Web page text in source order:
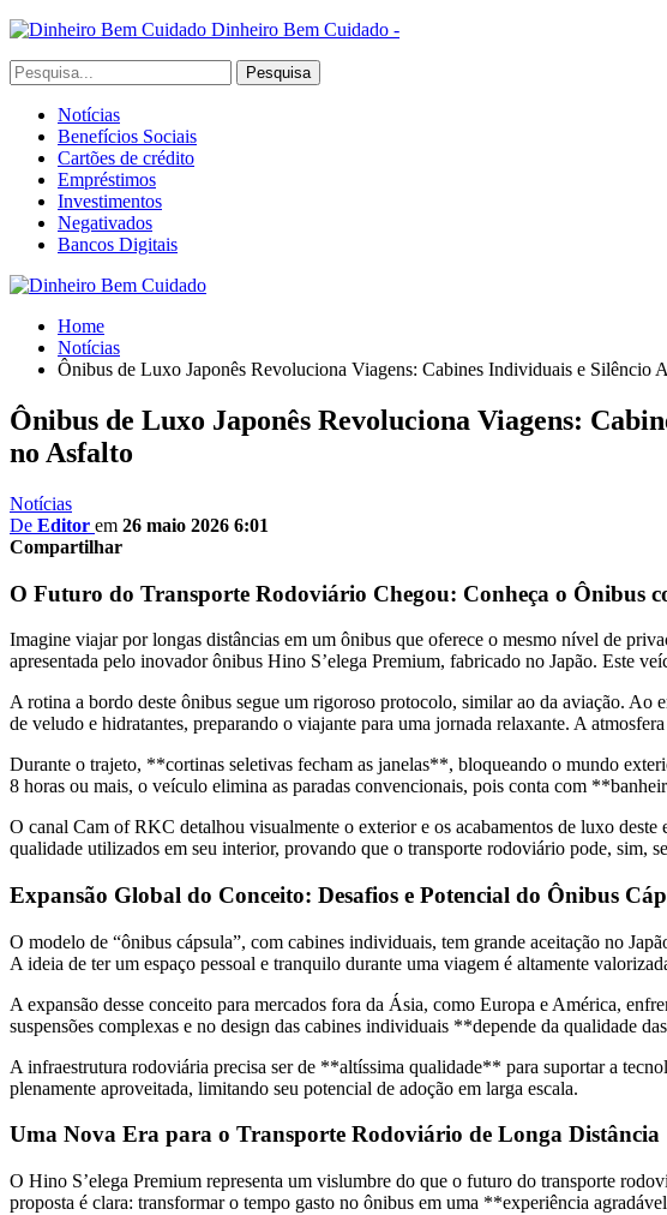
Dinheiro Bem Cuidado -
Notícias
Benefícios Sociais
Cartões de crédito
Empréstimos
Investimentos
Negativados
Bancos Digitais
Home
Notícias
Ônibus de Luxo Japonês Revoluciona Viagens: Cabines Individuais e Silêncio
Ônibus de Luxo Japonês Revoluciona Viagens:
no Asfalto
Notícias
De Editor em 26 maio 2026 6:01
Compartilhar
O Futuro do Transporte Rodoviário Chegou: Conheça o Ônibus
Imagine viajar por longas distâncias em um ônibus que oferece o mesmo nível de
apresentada pelo inovador ônibus Hino S’elega Premium, fabricado no Japão. Este
A rotina a bordo deste ônibus segue um rigoroso protocolo, similar ao da aviação.
de veludo e hidratantes, preparando o viajante para uma jornada relaxante. A
Durante o trajeto, **cortinas seletivas fecham as janelas**, bloqueando o mundo
8 horas ou mais, o veículo elimina as paradas convencionais, pois conta com
O canal Cam of RKC detalhou visualmente o exterior e os acabamentos de luxo deste
qualidade utilizados em seu interior, provando que o transporte rodoviário pode, sim,
Expansão Global do Conceito: Desafios e Potencial do Ônibus
O modelo de “ônibus cápsula”, com cabines individuais, tem grande aceitação no
A ideia de ter um espaço pessoal e tranquilo durante uma viagem é altamente
A expansão desse conceito para mercados fora da Ásia, como Europa e América,
suspensões complexas e no design das cabines individuais **depende da qualidade
A infraestrutura rodoviária precisa ser de **altíssima qualidade** para suportar a
plenamente aproveitada, limitando seu potencial de adoção em larga escala.
Uma Nova Era para o Transporte Rodoviário de Longa Distância
O Hino S’elega Premium representa um vislumbre do que o futuro do transporte
proposta é clara: transformar o tempo gasto no ônibus em uma **experiência